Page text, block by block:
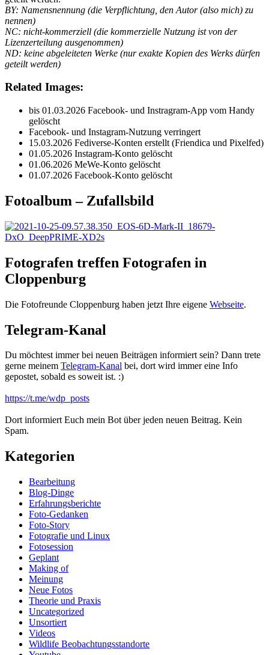
BY: Namensnennung (die Verpflichtung, den Autor (also mich) zu
nennen)
NC: nicht-kommerziell (die kommerzielle Nutzung ist von der
Lizenzerteilung ausgenommen)
ND: keine abgeleiteten Werke (nur exakte Kopien des Werks dürfen
geteilt werden)
Related Images:
bis 01.03.2026 Facebook- und Instragram-App vom Handy
gelöscht
Facebook- und Instagram-Nutzung verringert
15.03.2026 Fediverse-Konten erstellt (Friendica und Pixelfed)
01.05.2026 Instagram-Konto gelöscht
01.06.2026 MeWe-Konto gelöscht
01.07.2026 Facebook-Konto gelöscht
Fotoalbum – Zufallsbild
Fotografen treffen Fotografen in
Cloppenburg
Die Fotofreunde Cloppenburg haben jetzt Ihre eigene Webseite.
Telegram-Kanal
Du möchtest immer bei neuen Beiträgen informiert sein? Dann trete
gerne meinem Telegram-Kanal bei, dort wird immer eine Info
gepostet, sobald es soweit ist. :)
https://t.me/wdp_posts
Dort informiert Euch mein Bot über jeden neuen Beitrag. Kein
Spam.
Kategorien
Bearbeitung
Blog-Dinge
Erfahrungsberichte
Foto-Gedanken
Foto-Story
Fotografie und Linux
Fotosession
Geplant
Making of
Meinung
Neue Fotos
Theorie und Praxis
Uncategorized
Unsortiert
Videos
Wildlife Beobachtungsstandorte